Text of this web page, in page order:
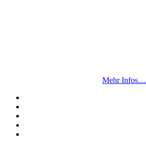
Mehr Infos....